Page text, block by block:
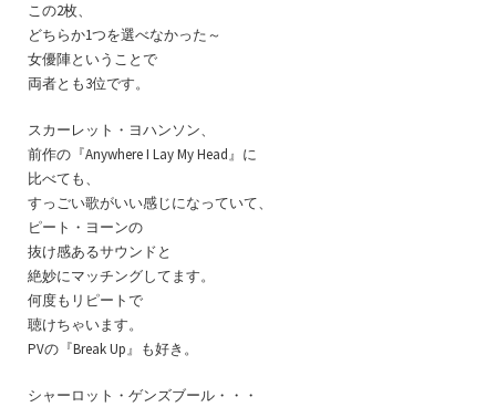
この2枚、
どちらか1つを選べなかった～
女優陣ということで
両者とも3位です。
スカーレット・ヨハンソン、
前作の『Anywhere I Lay My Head』に
比べても、
すっごい歌がいい感じになっていて、
ピート・ヨーンの
抜け感あるサウンドと
絶妙にマッチングしてます。
何度もリピートで
聴けちゃいます。
PVの『Break Up』も好き。
シャーロット・ゲンズブール・・・